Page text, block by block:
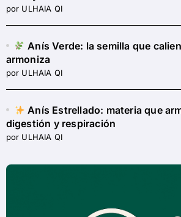
por ULHAIA QI
Anís Verde: la semilla que
armoniza
por ULHAIA QI
Anís Estrellado: materia que
digestión y respiración
por ULHAIA QI